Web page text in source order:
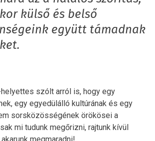
külső és belső
együtt támadnak
szólt arról is, hogy egy
egy egyedülálló kultúrának és egy
sorsközösségének örökösei a
mi tudunk megőrizni, rajtunk kívül